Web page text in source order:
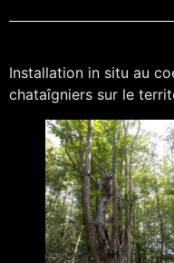
Installation in situ au
chataîgniers sur le